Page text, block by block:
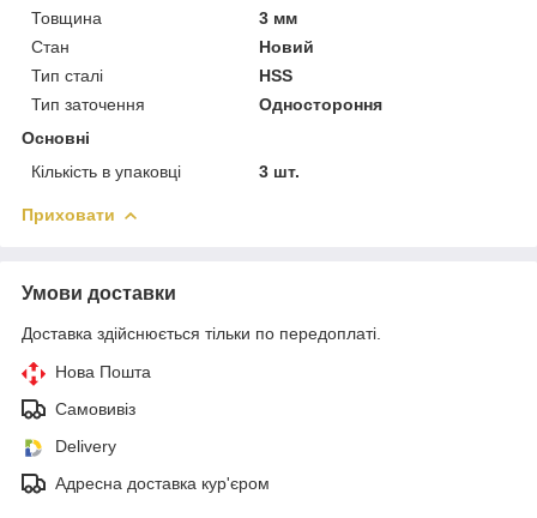
Товщина
3 мм
Стан
Новий
Тип сталі
HSS
Тип заточення
Одностороння
Основні
Кількість в упаковці
3 шт.
Приховати
Умови доставки
Доставка здійснюється тільки по передоплаті.
Нова Пошта
Самовивіз
Delivery
Адресна доставка кур'єром